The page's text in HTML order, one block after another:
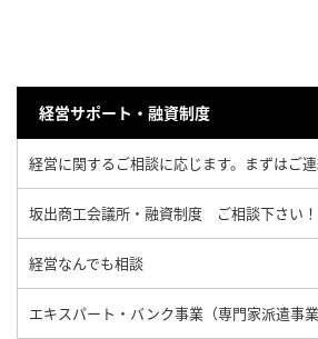
経営サポート・融資制度
経営に関するご相談に応じます。まずはご連
坂出商工会議所・融資制度 ご相談下さい！
経営なんでも相談
エキスパート・バンク事業（専門家派遣事業